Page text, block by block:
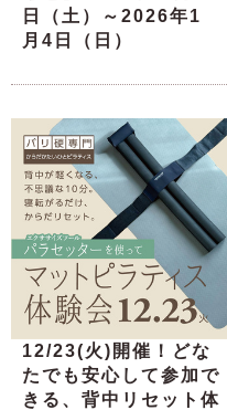
日（土）～2026年1
月4日（日）
12/23(火)開催！どな
たでも安心して参加で
きる、背中リセット体